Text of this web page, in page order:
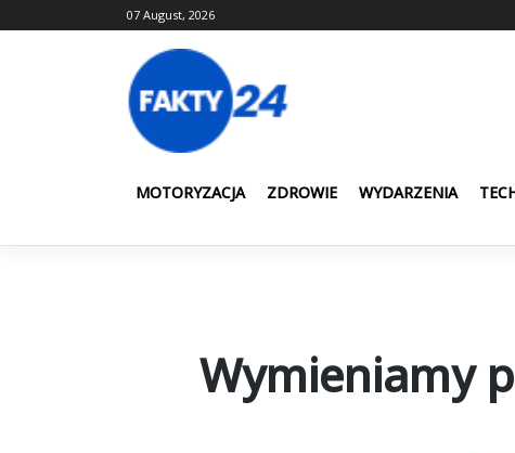
to
07 August, 2026
MOTORYZACJA ZDROWIE WYDARZENIA
Wymieniamy